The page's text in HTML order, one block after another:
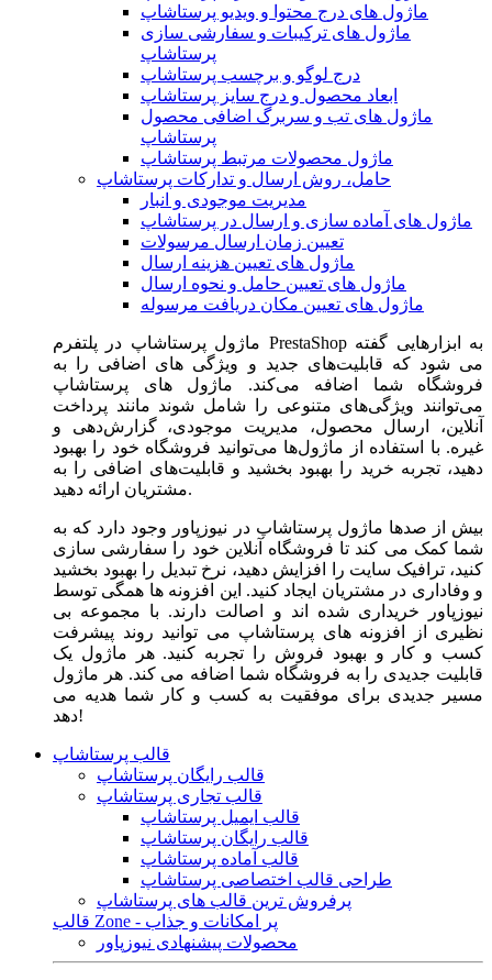
ماژول های درج محتوا و ویدیو پرستاشاپ
ماژول های ترکیبات و سفارشی سازی
پرستاشاپ
درج لوگو و برچسب پرستاشاپ
ابعاد محصول و درج سایز پرستاشاپ
ماژول های تب و سربرگ اضافی محصول
پرستاشاپ
ماژول محصولات مرتبط پرستاشاپ
حامل، روش ارسال و تدارکات پرستاشاپ
مدیریت موجودی و انبار
ماژول های آماده سازی و ارسال در پرستاشاپ
تعیین زمان ارسال مرسولات
ماژول های تعیین هزینه ارسال
ماژول های تعیین حامل و نحوه ارسال
ماژول های تعیین مکان دریافت مرسوله
ماژول‌ پرستاشاپ در پلتفرم PrestaShop به ابزارهایی گفته
می شود که قابلیت‌های جدید و ویژگی های اضافی را به
فروشگاه شما اضافه می‌کند. ماژول های پرستاشاپ
می‌توانند ویژگی‌های متنوعی را شامل شوند مانند پرداخت
آنلاین، ارسال محصول، مدیریت موجودی، گزارش‌دهی و
غیره. با استفاده از ماژول‌ها می‌توانید فروشگاه خود را بهبود
دهید، تجربه خرید را بهبود بخشید و قابلیت‌های اضافی را به
مشتریان ارائه دهید.
بیش از صدها ماژول پرستاشاپ در نیوزپاور وجود دارد که به
شما کمک می کند تا فروشگاه آنلاین خود را سفارشی سازی
کنید، ترافیک سایت را افزایش دهید، نرخ تبدیل را بهبود بخشید
و وفاداری در مشتریان ایجاد کنید. این افزونه ها همگی توسط
نیوزپاور خریداری شده اند و اصالت دارند. با مجموعه بی
نظیری از افزونه های پرستاشاپ می توانید روند پیشرفت
کسب و کار و بهبود فروش را تجربه کنید. هر ماژول یک
قابلیت جدیدی را به فروشگاه شما اضافه می کند. هر ماژول
مسیر جدیدی برای موفقیت به کسب و کار شما هدیه می
دهد!
قالب پرستاشاپ
قالب رایگان پرستاشاپ
قالب تجاری پرستاشاپ
قالب ایمیل پرستاشاپ
قالب رایگان پرستاشاپ
قالب آماده پرستاشاپ
طراحی قالب اختصاصی پرستاشاپ
پرفروش ترین قالب های پرستاشاپ
قالب Zone - پر امکانات و جذاب
محصولات پیشنهادی نیوزپاور